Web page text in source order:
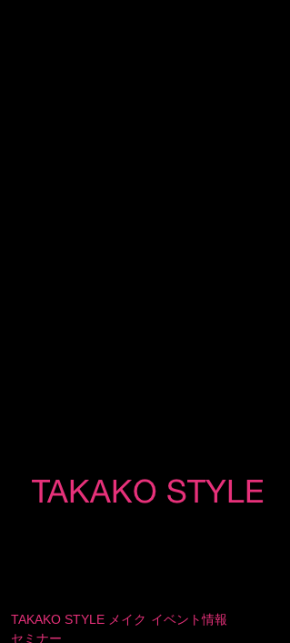
TAKAKO STYLE メイク
セミナー
イベント情報